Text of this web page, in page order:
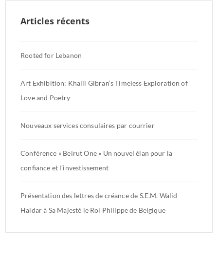
Articles récents
Rooted for Lebanon
Art Exhibition: Khalil Gibran’s Timeless Exploration of
Love and Poetry
Nouveaux services consulaires par courrier
Conférence « Beirut One » Un nouvel élan pour la
confiance et l’investissement
Présentation des lettres de créance de S.E.M. Walid
Haidar à Sa Majesté le Roi Philippe de Belgique